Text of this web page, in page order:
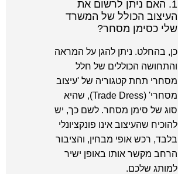
1. האם ניתן לרשום את
העיצוב הכולל של המשרד
שלי כסימן מסחר?
כן, בהחלט. ניתן להגן על המראה
והתחושה הכוללים של חלל
מסחרי תחת קטגוריה של 'עיצוב
מסחרי' (Trade Dress), שהיא
סוג של סימן מסחר. לשם כך, יש
להוכיח שהעיצוב אינו פונקציונלי
בלבד, רכש אופי מבחין, והציבור
הרחב מקשר אותו באופן ישיר
למותג שלכם.